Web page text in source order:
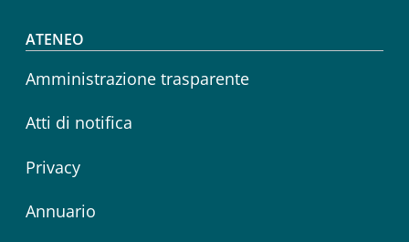
Footer menu
ATENEO
Amministrazione trasparente
Atti di notifica
Privacy
Annuario